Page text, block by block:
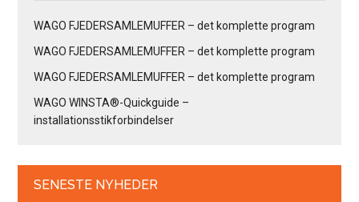
WAGO FJEDERSAMLEMUFFER – det komplette program
WAGO FJEDERSAMLEMUFFER – det komplette program
WAGO FJEDERSAMLEMUFFER – det komplette program
WAGO WINSTA®-Quickguide –
installationsstikforbindelser
SENESTE NYHEDER